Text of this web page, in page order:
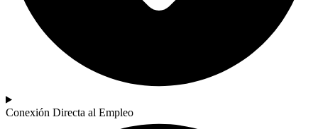
Conexión Directa al Empleo